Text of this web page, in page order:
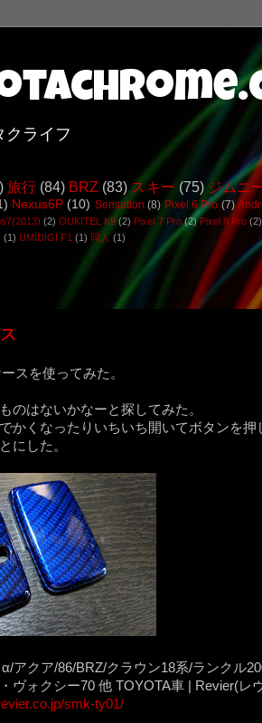
クライフ
旅行 (84) BRZ (83) スキー (75) ジムニ
Nexus6P (10) Sensation (8) Pixel 6 Pro (7)
(2) OUKITEL K9 (2) Pixel 7 Pro (2) Pixel 8 Pro (2)
(1) UMIDIGI F1 (1) 同人 (1)
スを使ってみた。
のはないかなーと探してみた。
かくなったりいちいち開いてボタンを押
にした。
アクア/86/BRZ/クラウン18系/ランクル
ヴォクシー70 他 TOYOTA車 | Revier(レ
smk-ty01/